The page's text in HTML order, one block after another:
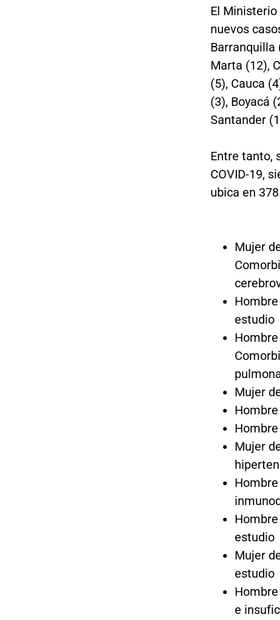
El
nuevos
Barranquilla
Marta (12),
(5), Cauca
(3), Boyacá
Santander
Entre tanto,
COVID-19,
ubica en
Mujer
estudio
Mujer
Mujer
estudio
Mujer
estudio
e